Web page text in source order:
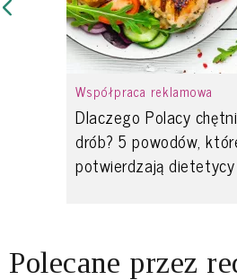
Współpraca reklamowa
Dlaczego Polacy
drób? 5 powodów,
potwierdzają dietetycy
Polecane przez